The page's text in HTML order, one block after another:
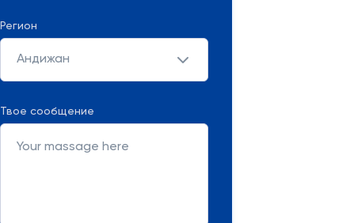
Регион
Андижан
Твое сообщение